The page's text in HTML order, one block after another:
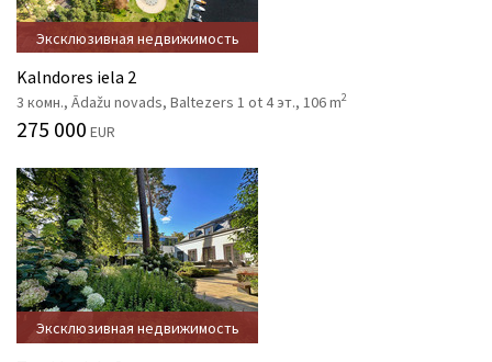
Эксклюзивная недвижимость
Kalndores iela 2
3 комн., Ādažu novads, Baltezers 1 ot 4 эт., 106 m2
275 000 EUR
Эксклюзивная недвижимость